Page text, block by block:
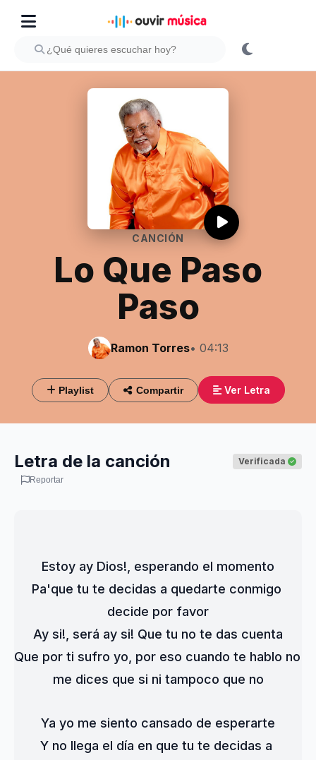
CANCIÓN
Lo Que Paso
Paso
Ramon Torres• 04:13
Playlist Compartir Ver Letra
Letra de la canción Verificada
Reportar
Estoy ay Dios!, esperando el momento
Pa'que tu te decidas a quedarte conmigo
decide por favor
Ay si!, será ay si! Que tu no te das cuenta
Que por ti sufro yo, por eso cuando te hablo no
me dices que si ni tampoco que no
Ya yo me siento cansado de esperarte
Y no llega el día en que tu te decidas a